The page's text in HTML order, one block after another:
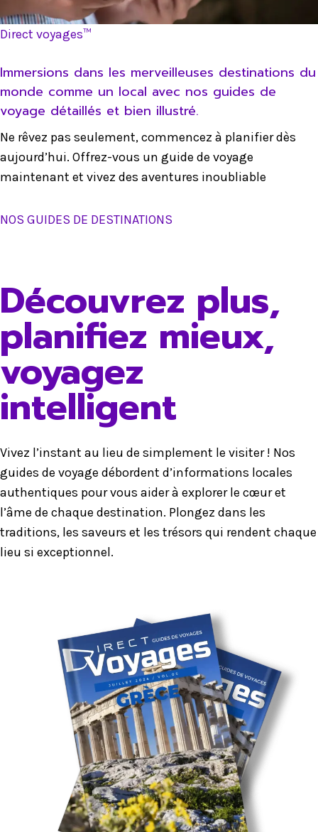
Direct voyages™
Immersions dans les merveilleuses destinations du
monde comme un local avec nos guides de
voyage détaillés et bien illustré.
Ne rêvez pas seulement, commencez à planifier dès
aujourd’hui. Offrez-vous un guide de voyage
maintenant et vivez des aventures inoubliable
NOS GUIDES DE DESTINATIONS
Découvrez plus,
planifiez mieux,
voyagez
intelligent
Vivez l’instant au lieu de simplement le visiter ! Nos
guides de voyage débordent d’informations locales
authentiques pour vous aider à explorer le cœur et
l’âme de chaque destination. Plongez dans les
traditions, les saveurs et les trésors qui rendent chaque
lieu si exceptionnel.